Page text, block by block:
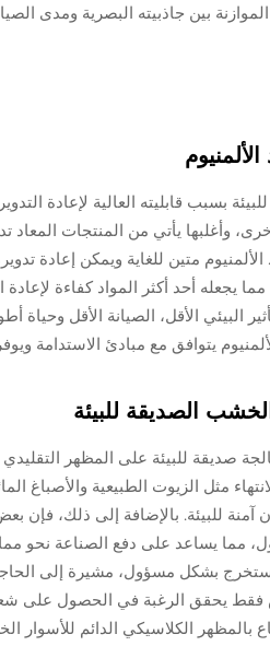
بين جاذبيته البصرية ومدى
بسبب قابليته العالية لإعادة
وأغلبها يأتي من المنتجات المعاد
متين للغاية ويمكن إعادة
يجعله أحد أكثر المواد كفاءة
البيئي الأقل، الصيانة الأقل
يتوافق مع مبادئ الاستدامة
الصديقة للبيئة
صديقة للبيئة على المظهر التقليدي
مثل الزيوت الطبيعية
آمنة للبيئة. بالإضافة إلى ذلك،
مما يساعد على دفع الصناعة نحو
بشكل مسؤول، مشيرة إلى الحاجة
يحقق الرغبة في الحصول على شعور
بالمظهر الكلاسيكي الدائم للأسوار